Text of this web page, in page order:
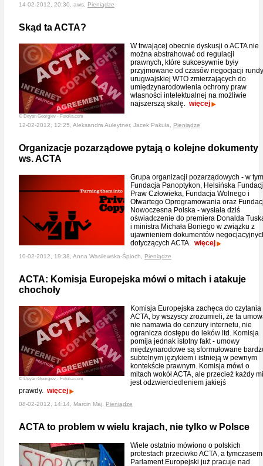
14-02-2012, 20:30, aws, Pieniądze
Skąd ta ACTA?
© Deyan Georgiev - Fotolia.com
W trwającej obecnie dyskusji o ACTA nie
można abstrahować od regulacji
prawnych, które sukcesywnie były
przyjmowane od czasów negocjacji rundy
urugwajskiej WTO zmierzających do
umiędzynarodowienia ochrony praw
własności intelektualnej na możliwie
najszerszą skalę. więcej
12-02-2012, 12:25, Aleksandra Auleytner, Jacek Pakuła, Pieniądze
Organizacje pozarządowe pytają o kolejne dokumenty
ws. ACTA
Grupa organizacji pozarządowych - w tym
Fundacja Panoptykon, Helsińska
Praw Człowieka, Fundacja Wolnego i
Otwartego Oprogramowania oraz
Nowoczesna Polska - wysłała dziś
oświadczenie do premiera Donalda
i ministra Michała Boniego w związku z
ujawnieniem dokumentów
dotyczących ACTA. więcej
10-02-2012, 19:38, Anna Wasilewska-Śpioch, Pieniądze
ACTA: Komisja Europejska mówi o mitach i atakuje
chochoły
© Deyan Georgiev - Fotolia.com
Komisja Europejska zachęca do czytania
ACTA, by wszyscy zrozumieli, że ta
nie namawia do cenzury internetu, nie
ogranicza dostępu do leków itd. Komisja
pomija jednak istotny fakt - umowy
międzynarodowe są sformułowane
subtelnym językiem i istnieją w pewnym
kontekście prawnym. Komisja mówi o
mitach wokół ACTA, ale przecież każdy
jest odzwierciedleniem jakiejś
prawdy. więcej
08-02-2012, 14:14, Marcin Maj, Pieniądze
ACTA to problem w wielu krajach, nie tylko w Polsce
Wiele ostatnio mówiono o polskich
protestach przeciwko ACTA, a tymczasem
Parlament Europejski już pracuje nad